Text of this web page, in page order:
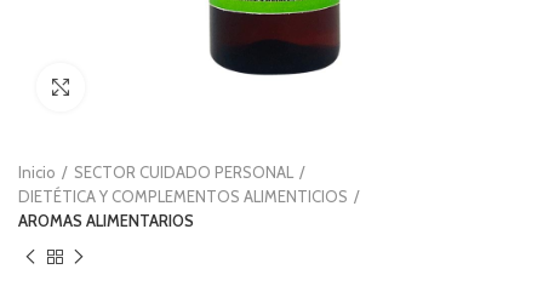
Inicio
SECTOR CUIDADO PERSONAL
DIETÉTICA Y COMPLEMENTOS ALIMENTICIOS
AROMAS ALIMENTARIOS